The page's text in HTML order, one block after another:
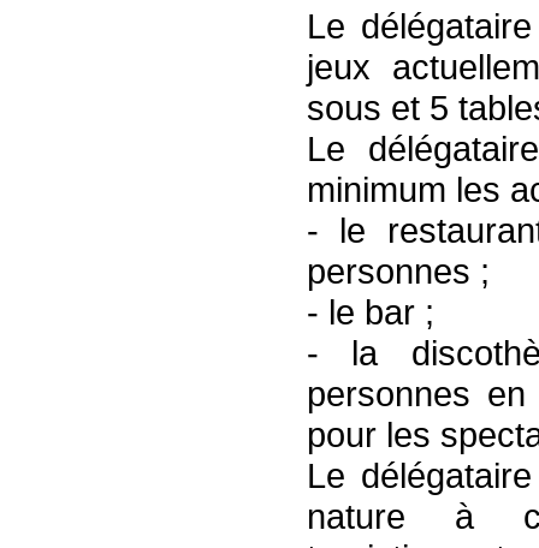
Le
jeux
sous et 5
Le
minimum les
- le
personnes ;
- le bar ;
- la
personnes
pour les
Le
nature à